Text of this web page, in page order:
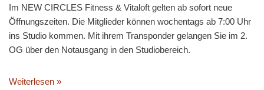
Im NEW CIRCLES Fitness & Vitaloft gelten ab sofort neue
Öffnungszeiten. Die Mitglieder können wochentags ab 7:00 Uhr
ins Studio kommen. Mit ihrem Transponder gelangen Sie im 2.
OG über den Notausgang in den Studiobereich.
Weiterlesen »